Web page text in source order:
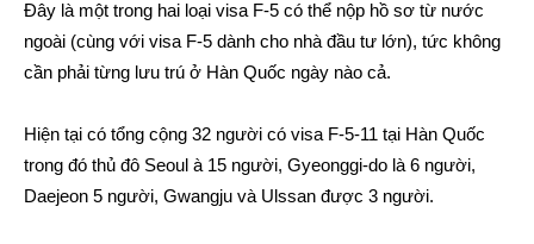
Đây là một trong hai loại visa F-5 có thể nộp hồ sơ từ nước
ngoài (cùng với visa F-5 dành cho nhà đầu tư lớn), tức không
cần phải từng lưu trú ở Hàn Quốc ngày nào cả.
Hiện tại có tổng cộng 32 người có visa F-5-11 tại Hàn Quốc
trong đó thủ đô Seoul à 15 người, Gyeonggi-do là 6 người,
Daejeon 5 người, Gwangju và Ulssan được 3 người.